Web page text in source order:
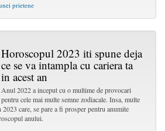
prietene
Horoscopul 2023 iti spune deja
ce se va intampla cu cariera ta
in acest an
Anul 2022 a inceput cu o multime de provocari
pentru cele mai multe semne zodiacale. Insa, multe
care, se pare a fi prosper pentru anumite
anului.